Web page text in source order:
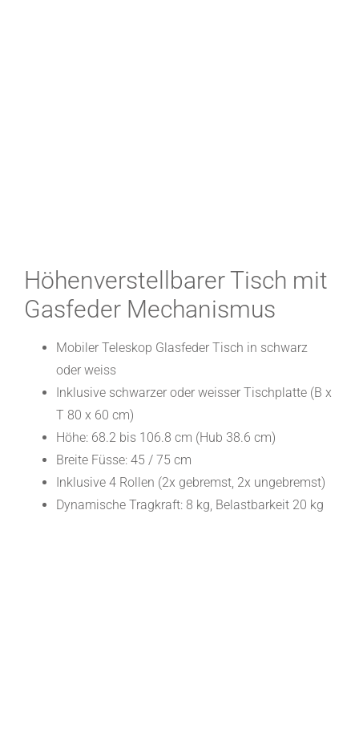
Höhenverstellbarer Tisch mit
Gasfeder Mechanismus
Mobiler Teleskop Glasfeder Tisch in schwarz
oder weiss
Inklusive schwarzer oder weisser Tischplatte (B x
T 80 x 60 cm)
Höhe: 68.2 bis 106.8 cm (Hub 38.6 cm)
Breite Füsse: 45 / 75 cm
Inklusive 4 Rollen (2x gebremst, 2x ungebremst)
Dynamische Tragkraft: 8 kg, Belastbarkeit 20 kg